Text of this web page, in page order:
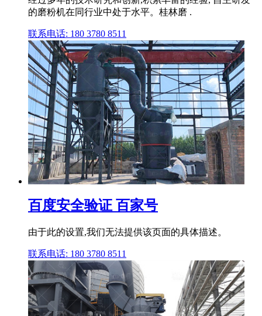
的磨粉机在同行业中处于水平。桂林磨 .
联系电话: 180 3780 8511
百度安全验证 百家号
由于此的设置,我们无法提供该页面的具体描述。
联系电话: 180 3780 8511